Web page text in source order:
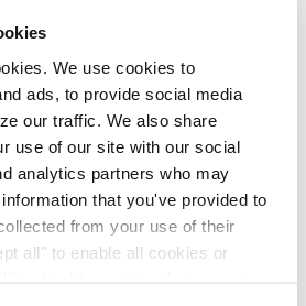
We use cookies to
ads, to provide social media
our traffic. We also share
use of our site with our social
analytics partners who may
that you've provided to
from your use of their
all" to enable all cookies or
واستخدامها في صناعة منتجات جديدة.
5 ميزات رئيسية يجب
سلة المهملات المناسبة
تعرف على خمس ميزات أساسية لاختيار
التدوير المناسبة لتحسين الاستدامة في